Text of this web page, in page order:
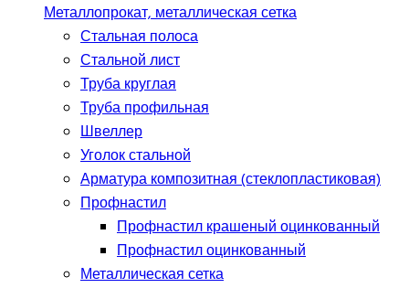
Металлопрокат, металлическая сетка
Стальная полоса
Стальной лист
Труба круглая
Труба профильная
Швеллер
Уголок стальной
Арматура композитная (стеклопластиковая)
Профнастил
Профнастил крашеный оцинкованный
Профнастил оцинкованный
Металлическая сетка